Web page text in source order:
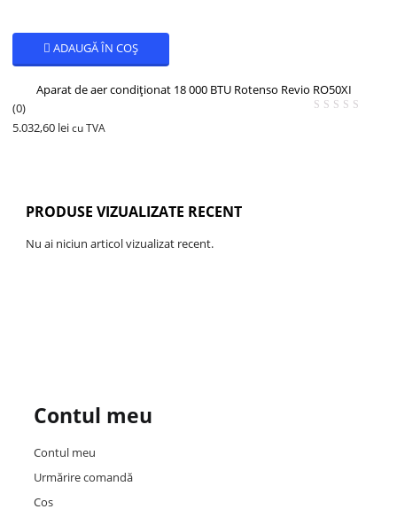
ADAUGĂ ÎN COȘ
Aparat de aer condiționat 18 000 BTU Rotenso Revio RO50XI
(0)
5.032,60 lei cu TVA
PRODUSE VIZUALIZATE RECENT
Nu ai niciun articol vizualizat recent.
Contul meu
Contul meu
Urmărire comandă
Cos